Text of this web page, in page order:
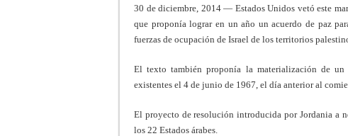
30 de diciembre, 2014 — Estados Unidos vetó este
que proponía lograr en un año un acuerdo de paz
fuerzas de ocupación de Israel de los territorios
El texto también proponía la materialización de un
existentes el 4 de junio de 1967, el día anterior al
El proyecto de resolución introducida por Jordania a
los 22 Estados árabes.